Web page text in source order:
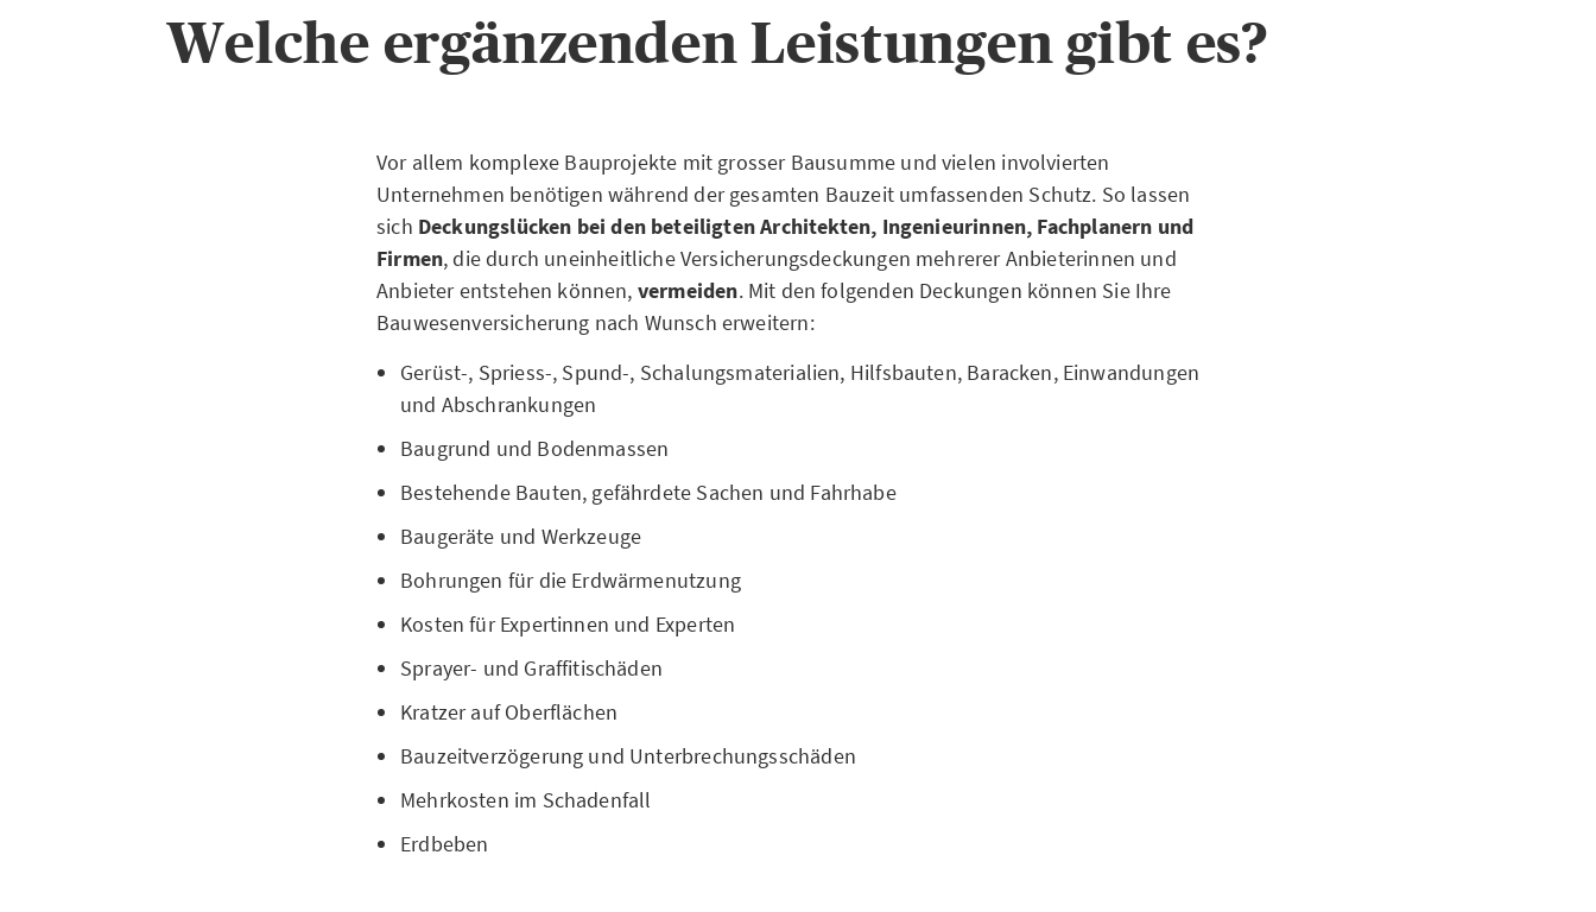
Welche ergänzenden Leistungen gibt es?
Vor allem komplexe Bauprojekte mit grosser Bausumme und vielen involvierten
Unternehmen benötigen während der gesamten Bauzeit umfassenden Schutz. So lassen
sich Deckungslücken bei den beteiligten Architekten, Ingenieurinnen, Fachplanern und
Firmen, die durch uneinheitliche Versicherungsdeckungen mehrerer Anbieterinnen und
Anbieter entstehen können, vermeiden. Mit den folgenden Deckungen können Sie Ihre
Bauwesenversicherung nach Wunsch erweitern:
Gerüst-, Spriess-, Spund-, Schalungsmaterialien, Hilfsbauten, Baracken, Einwandungen
und Abschrankungen
Baugrund und Bodenmassen
Bestehende Bauten, gefährdete Sachen und Fahrhabe
Baugeräte und Werkzeuge
Bohrungen für die Erdwärmenutzung
Kosten für Expertinnen und Experten
Sprayer- und Graffitischäden
Kratzer auf Oberflächen
Bauzeitverzögerung und Unterbrechungsschäden
Mehrkosten im Schadenfall
Erdbeben